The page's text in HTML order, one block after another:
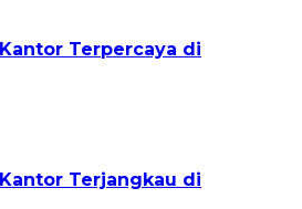
Terpercaya di
Terjangkau di